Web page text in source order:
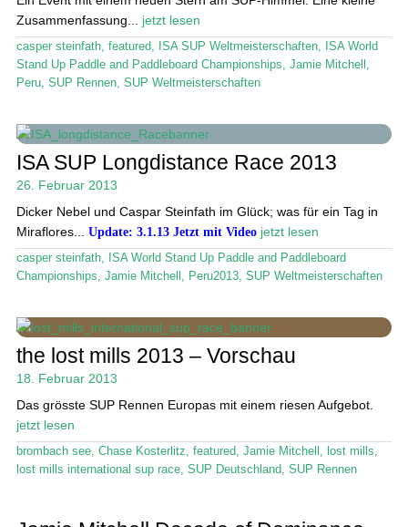
Zusammenfassung... jetzt lesen
casper steinfath, featured ISA SUP Weltmeisterschaften,
ISA World
Stand Up Paddle and Paddleboard Championships
Jamie Mitchell
Peru, SUP Rennen, SUP Weltmeisterschaften
ISA SUP Longdistance Race 2013
26. Februar 2013
Dicker Nebel und Caspar Steinfath im Glück; was für ein Tag in
Miraflores...
Update: 3.1.13 Jetzt mit Video jetzt lesen
casper steinfath,
ISA World Stand Up Paddle and Paddleboard
Championships, Jamie Mitchell , Peru2013, SUP Weltmeisterschaften
the lost mills 2013 – Vorschau
18. Februar 2013
Das grösste SUP Rennen Europas mit einem riesen Aufgebot.
jetzt lesen
brombach see, Chase Kosterlitz, featured, Jamie Mitchell , lost mills,
lost mills international sup race, SUP Deutschland, SUP Rennen